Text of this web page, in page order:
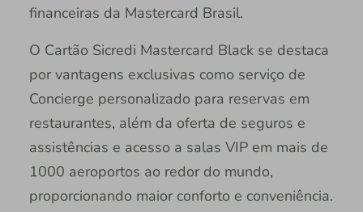
financeiras da Mastercard Brasil.
O Cartão Sicredi Mastercard Black se destaca
por vantagens exclusivas como serviço de
Concierge personalizado para reservas em
restaurantes, além da oferta de seguros e
assistências e acesso a salas VIP em mais de
1000 aeroportos ao redor do mundo,
proporcionando maior conforto e conveniência.